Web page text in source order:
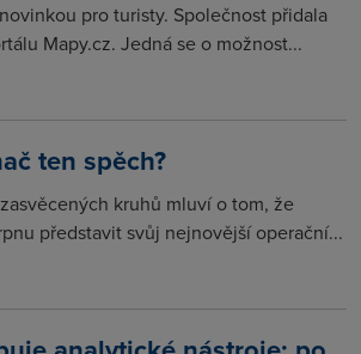
pro turisty. Společnost přidala
Mapy.cz. Jedná se o možnost...
ten spěch?
kruhů mluví o tom, že
představit svůj nejnovější operační...